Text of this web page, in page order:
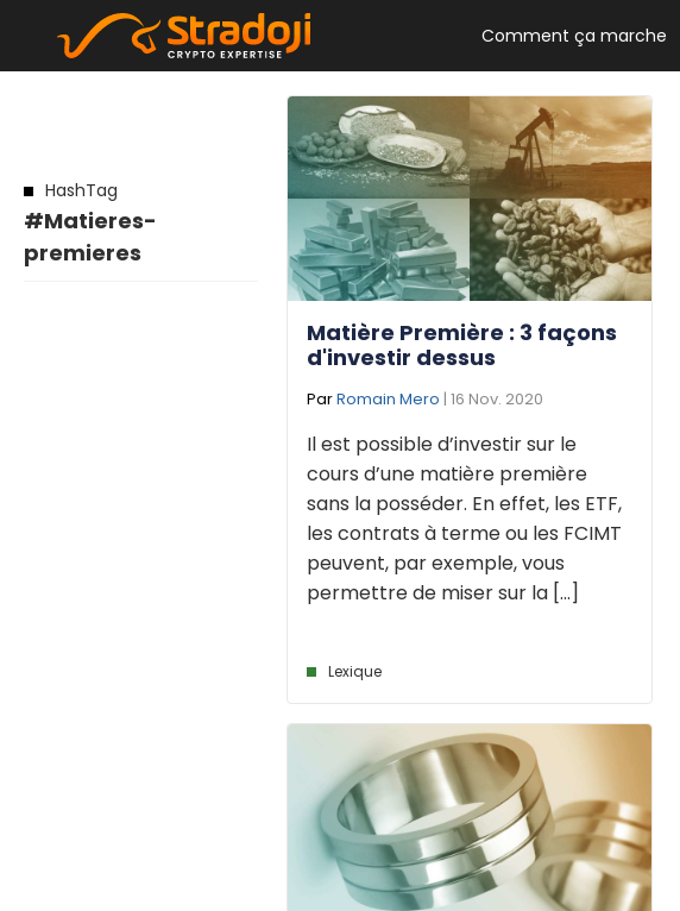
Comment ça marche
HashTag
#Matieres-
premieres
Matière Première : 3 façons
d'investir dessus
ParRomain Mero | 16 Nov. 2020
Il est possible d’investir sur le
cours d’une matière première
sans la posséder. En effet, les ETF,
les contrats à terme ou les FCIMT
peuvent, par exemple, vous
permettre de miser sur la [...]
Lexique